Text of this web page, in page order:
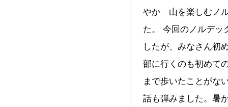
やか 山を楽しむノ
た。 今回のノルデッ
したが、みなさん初
部に行くのも初めて
まで歩いたことがな
話も弾みました。暑